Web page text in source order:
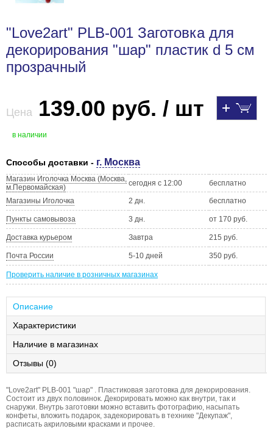
"Love2art" PLB-001 Заготовка для
декорирования "шар" пластик d 5 см
прозрачный
Цена 139.00 руб. / шт
в наличии
Способы доставки - г. Москва
Магазин Иголочка Москва (Москва,
м.Первомайская)
сегодня с 12:00 бесплатно
Магазины Иголочка 2 дн. бесплатно
Пункты самовывоза 3 дн. от 170 руб.
Доставка курьером Завтра 215 руб.
Почта России 5-10 дней 350 руб.
Проверить наличие в розничных магазинах
Описание
Характеристики
Наличие в магазинах
Отзывы (0)
"Love2art" PLB-001 "шар" . Пластиковая заготовка для декорирования.
Состоит из двух половинок. Декорировать можно как внутри, так и
снаружи. Внутрь заготовки можно вставить фотографию, насыпать
конфеты, вложить подарок, задекорировать в технике "Декупаж",
расписать акриловыми красками и прочее.